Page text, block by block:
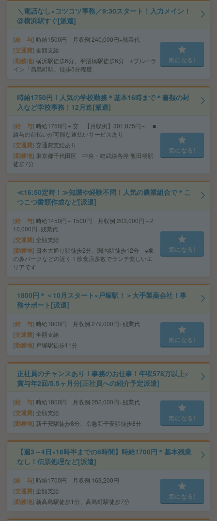
＼電話なし×コツコツ事務／9:30スタート！入力メイン！
@横浜駅すぐ[派遣]
給 与 時給1500円 月収例 240,000円+残業代
交通費 全額支給
勤務地 横浜駅徒歩6分、平沼橋駅徒歩6分 ※ブルーラ
イン「高島町駅」徒歩5分程度
気になる!
時給1750円！人気の学校勤務＊基本16時まで＊書類の封
入など学校事務！12月迄[派遣]
給 与 時給1750円＋交 【月収例】301,875円～ ■
給与の前払いが可能な速払いサービスあり
交通費 交通費支給あり
勤務地 東京都千代田区 中央・総武線各停 飯田橋駅
徒歩7分
気になる!
≪16:50定時！≫知識や経験不問！人気の農業組合で＊こ
つこつ書類作成など[派遣]
給 与 時給1450円～1500円 月収例 203,000円～2
10,000円+残業代
交通費 全額支給
勤務地 日本大通り駅徒歩2分、関内駅徒歩12分 ※象
の鼻パークなどの近く！飲食店多数でランチ楽しいエ
リアです
気になる!
1800円＊＜10月スタート×戸塚駅！＞大手製薬会社！事
務サポート[派遣]
給 与 時給1800円 月収例 279,000円+残業代
交通費 全額支給
勤務地 戸塚駅徒歩11分
気になる!
正社員のチャンスあり！事務のお仕事！年収578万以上×
賞与年2回/5.5ヶ月分[正社員への紹介予定派遣]
給 与 時給1800円 月収例 252,000円+残業代
交通費 全額支給
勤務地 新子安駅徒歩8分、京急新子安駅徒歩8分
気になる!
【週3～4日×16時半までの6時間】時給1700円＊基本残業
なし！伝票処理など[派遣]
給 与 時給1700円 月収例 163,200円
交通費 全額支給
勤務地 新高島駅徒歩1分、高島町駅徒歩7分
気になる!